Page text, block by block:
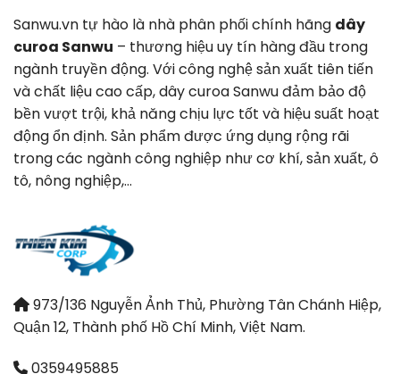
Sanwu.vn tự hào là nhà phân phối chính hãng dây
curoa Sanwu – thương hiệu uy tín hàng đầu trong
ngành truyền động. Với công nghệ sản xuất tiên tiến
và chất liệu cao cấp, dây curoa Sanwu đảm bảo độ
bền vượt trội, khả năng chịu lực tốt và hiệu suất hoạt
động ổn định. Sản phẩm được ứng dụng rộng rãi
trong các ngành công nghiệp như cơ khí, sản xuất, ô
tô, nông nghiệp,…
973/136 Nguyễn Ảnh Thủ, Phường Tân Chánh Hiệp,
Quận 12, Thành phố Hồ Chí Minh, Việt Nam.
0359495885